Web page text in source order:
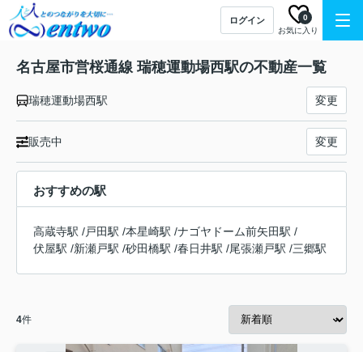
ログイン
お気に入り
0
名古屋市営桜通線 瑞穂運動場西駅の不動産一覧
瑞穂運動場西駅 変更
販売中 変更
おすすめの駅
高蔵寺駅 /戸田駅 /本星崎駅 /ナゴヤドーム前矢田駅 /
伏屋駅 /新瀬戸駅 /砂田橋駅 /春日井駅 /尾張瀬戸駅 /三郷駅
4件